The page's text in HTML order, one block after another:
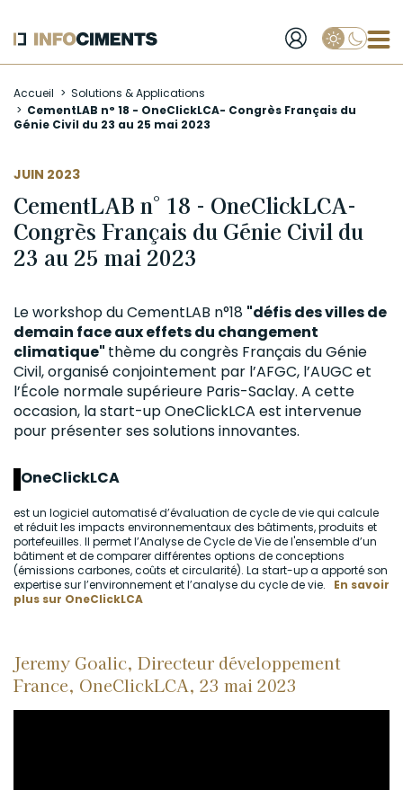
au
contenu
Accueil
Solutions & Applications
CementLAB n° 18 - OneClickLCA- Congrès Français du
Génie Civil du 23 au 25 mai 2023
JUIN 2023
CementLAB n° 18 - OneClickLCA-
Congrès Français du Génie Civil du
23 au 25 mai 2023
Le workshop du CementLAB n°18 "défis des villes de
demain face aux effets du changement
climatique" thèmedu congrès Français du Génie
Civil, organisé conjointement par l’AFGC, l’AUGC et
l’École normale supérieure Paris-Saclay. A cette
occasion, la start-up OneClickLCA est intervenue
pour présenter ses solutions innovantes.
OneClickLCA
est un logiciel automatisé d’évaluation de cycle de vie qui calcule
et réduit les impacts environnementaux des bâtiments, produits et
portefeuilles. Il permet l’Analyse de Cycle de Vie de l'ensemble d’un
bâtiment et de comparer différentes options de conceptions
(émissions carbones, coûts et circularité). La start-up a apporté son
expertise sur l’environnement et l’analyse du cycle de vie.
En savoir
plus sur OneClickLCA
Jeremy Goalic, Directeur développement
France, OneClickLCA, 23 mai 2023